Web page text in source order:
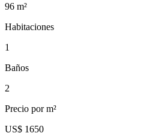
96 m²
Habitaciones
1
Baños
2
Precio por m²
US$ 1650